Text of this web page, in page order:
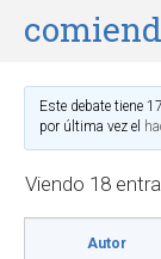
Este debate tiene
por última vez el
Viendo 18
Autor